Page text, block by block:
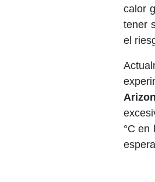
calor
tener
el
°C en